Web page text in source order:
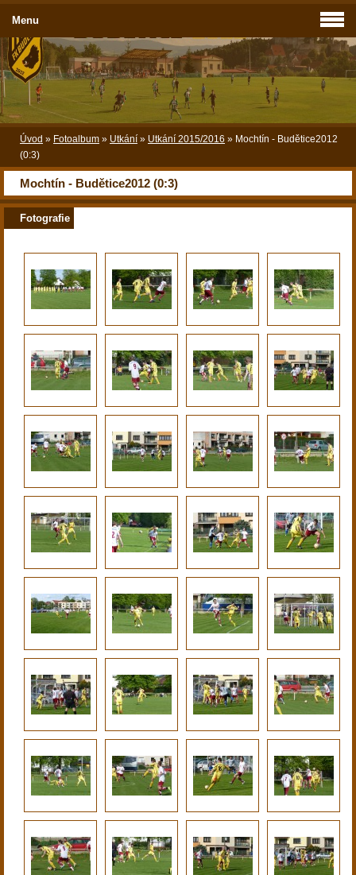
Úvod » Fotoalbum » Utkání » Utkání 2015/2016 » Mochtín - Budětice2012
(0:3)
Mochtín - Budětice2012 (0:3)
Fotografie
Menu